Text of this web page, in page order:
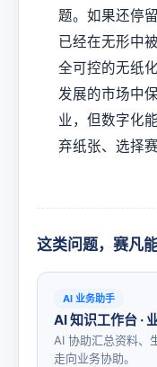
题。如果还停
已经在无形中
全可控的无纸化
发展的市场中
业，但数字化
弃纸张、选择
这类问题，赛凡
AI 业务助手
AI 知识工作台 ·
AI 协助汇总资料、
走向业务协助。